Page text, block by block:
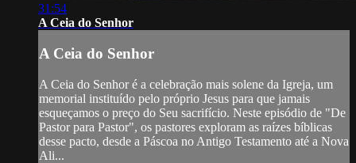
31:54
A Ceia do Senhor
A Ceia do Senhor
A Ceia do Senhor é a celebração mais solene da Igreja, um
memorial instituído pelo próprio Jesus para que jamais
esqueçamos o preço do Seu sacrifício. Neste episódio de "De
Pastor para Pastor", os pastores exploram as raízes bíblicas
desse pacto, desde a Páscoa no Antigo Testamento até a Nova
Ali...